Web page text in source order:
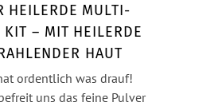
HEILERDE MULTI-
KIT – MIT HEILERDE
HAUT
ordentlich was drauf!
uns das feine Pulver